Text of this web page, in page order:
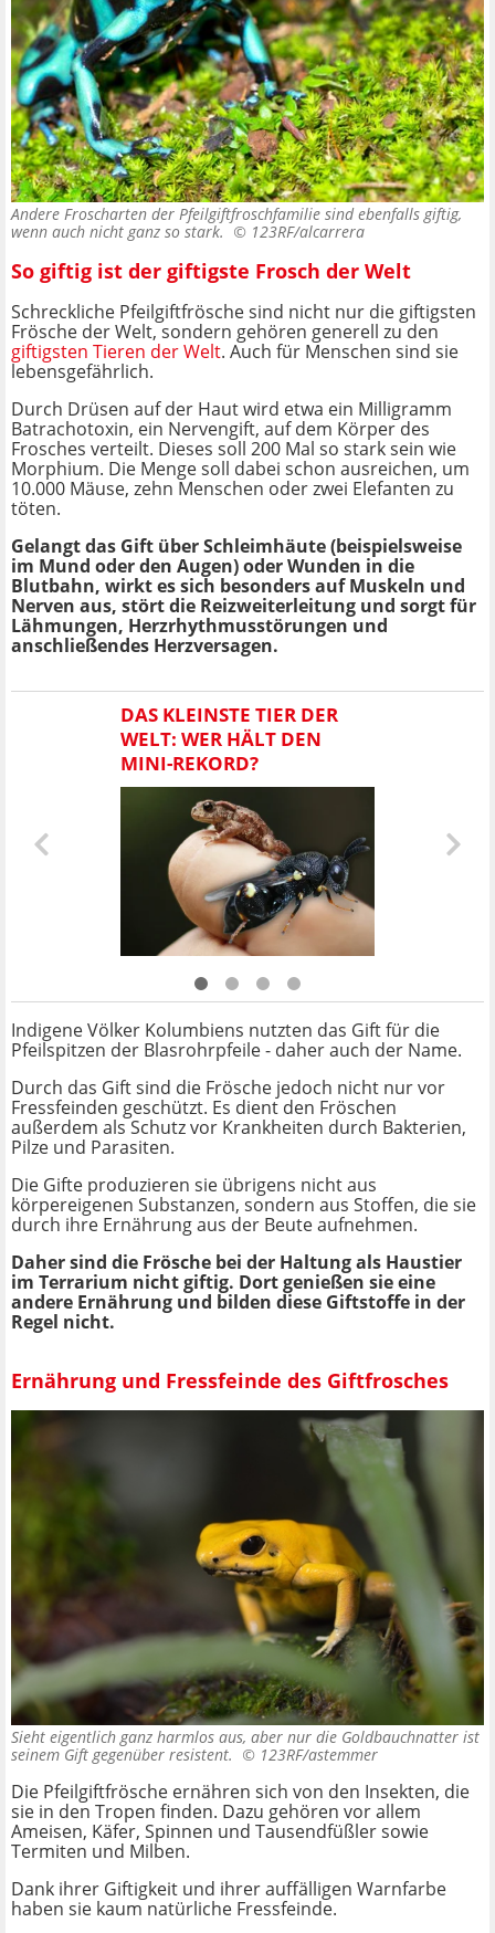
Andere Froscharten der Pfeilgiftfroschfamilie sind ebenfalls giftig,
wenn auch nicht ganz so stark. © 123RF/alcarrera
So giftig ist der giftigste Frosch der Welt
Schreckliche Pfeilgiftfrösche sind nicht nur die giftigsten
Frösche der Welt, sondern gehören generell zu den
giftigsten Tieren der Welt. Auch für Menschen sind sie
lebensgefährlich.
Durch Drüsen auf der Haut wird etwa ein Milligramm
Batrachotoxin, ein Nervengift, auf dem Körper des
Frosches verteilt. Dieses soll 200 Mal so stark sein wie
Morphium. Die Menge soll dabei schon ausreichen, um
10.000 Mäuse, zehn Menschen oder zwei Elefanten zu
töten.
Gelangt das Gift über Schleimhäute (beispielsweise
im Mund oder den Augen) oder Wunden in die
Blutbahn, wirkt es sich besonders auf Muskeln und
Nerven aus, stört die Reizweiterleitung und sorgt für
Lähmungen, Herzrhythmusstörungen und
anschließendes Herzversagen.
DAS KLEINSTE TIER DER
WELT: WER HÄLT DEN
MINI-REKORD?
Indigene Völker Kolumbiens nutzten das Gift für die
Pfeilspitzen der Blasrohrpfeile - daher auch der Name.
Durch das Gift sind die Frösche jedoch nicht nur vor
Fressfeinden geschützt. Es dient den Fröschen
außerdem als Schutz vor Krankheiten durch Bakterien,
Pilze und Parasiten.
Die Gifte produzieren sie übrigens nicht aus
körpereigenen Substanzen, sondern aus Stoffen, die sie
durch ihre Ernährung aus der Beute aufnehmen.
Daher sind die Frösche bei der Haltung als Haustier
im Terrarium nicht giftig. Dort genießen sie eine
andere Ernährung und bilden diese Giftstoffe in der
Regel nicht.
Ernährung und Fressfeinde des Giftfrosches
Sieht eigentlich ganz harmlos aus, aber nur die Goldbauchnatter ist
seinem Gift gegenüber resistent. © 123RF/astemmer
Die Pfeilgiftfrösche ernähren sich von den Insekten, die
sie in den Tropen finden. Dazu gehören vor allem
Ameisen, Käfer, Spinnen und Tausendfüßler sowie
Termiten und Milben.
Dank ihrer Giftigkeit und ihrer auffälligen Warnfarbe
haben sie kaum natürliche Fressfeinde.